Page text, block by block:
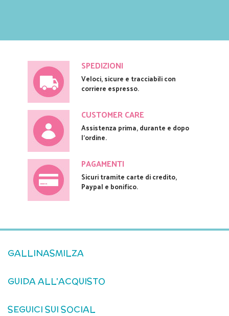
SPEDIZIONI
Veloci, sicure e tracciabili con
corriere espresso.
CUSTOMER CARE
Assistenza prima, durante e dopo
l'ordine.
PAGAMENTI
Sicuri tramite carte di credito,
Paypal e bonifico.
GALLINASMILZA
GUIDA ALL'ACQUISTO
SEGUICI SUI SOCIAL